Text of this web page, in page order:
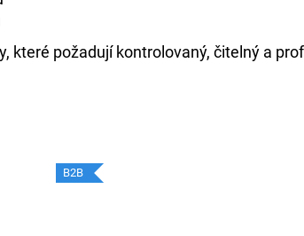
které požadují kontrolovaný, čitelný a
B2B